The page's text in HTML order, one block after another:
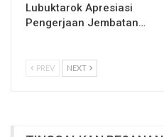
Lubuktarok Apresiasi
Pengerjaan Jembatan…
PREV NEXT